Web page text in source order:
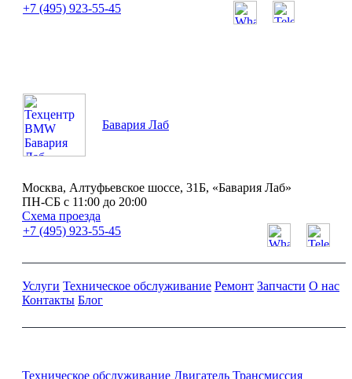
+7 (495) 923-55-45
Бавария Лаб
Москва, Алтуфьевское шоссе, 31Б, «Бавария Лаб»
ПН-СБ с 11:00 до 20:00
Схема проезда
+7 (495) 923-55-45
Услуги Техническое обслуживание Ремонт Запчасти О нас
Контакты Блог
Техническое обслуживание Двигатель Трансмиссия